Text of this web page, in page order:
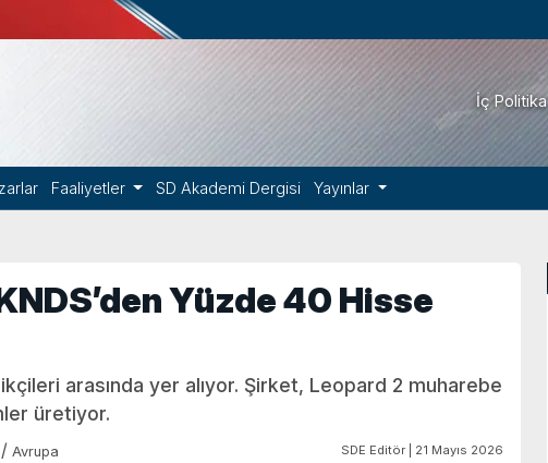
İç Politika
Faaliyetler SD Akademi Dergisi Yayınlar
Yüzde 40 Hisse
arasında yer alıyor. Şirket, Leopard 2 muharebe
üretiyor.
/ Avrupa SDE Editör | 21 Mayıs 2026